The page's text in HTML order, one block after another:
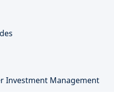
Investment Management